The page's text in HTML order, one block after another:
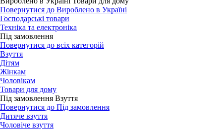
Повернутися до Вироблено в Україні
Господарські товари
Техніка та електроніка
Під замовлення
Повернутися до всіх категорій
Взуття
Дітям
Жінкам
Чоловікам
Товари для дому
Під замовлення Взуття
Повернутися до Під замовлення
Дитяче взуття
Чоловіче взуття